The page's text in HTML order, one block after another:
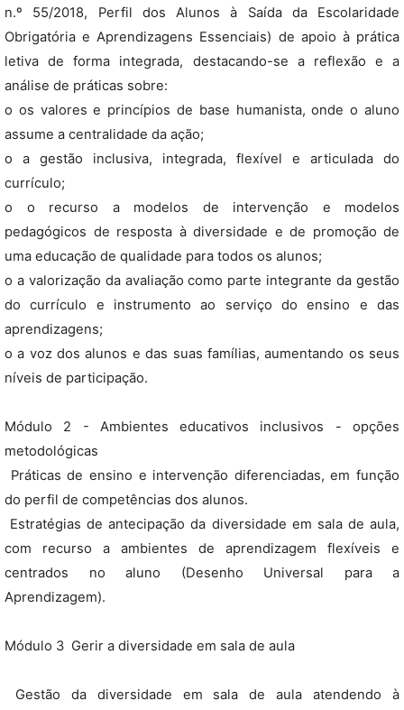
n.º 55/2018, Perfil dos Alunos à Saída da Escolaridade
Obrigatória e Aprendizagens Essenciais) de apoio à prática
letiva de forma integrada, destacando-se a reflexão e a
análise de práticas sobre:
o os valores e princípios de base humanista, onde o aluno
assume a centralidade da ação;
o a gestão inclusiva, integrada, flexível e articulada do
currículo;
o o recurso a modelos de intervenção e modelos
pedagógicos de resposta à diversidade e de promoção de
uma educação de qualidade para todos os alunos;
o a valorização da avaliação como parte integrante da gestão
do currículo e instrumento ao serviço do ensino e das
aprendizagens;
o a voz dos alunos e das suas famílias, aumentando os seus
níveis de participação.
Módulo 2 - Ambientes educativos inclusivos - opções
metodológicas
 Práticas de ensino e intervenção diferenciadas, em função
do perfil de competências dos alunos.
 Estratégias de antecipação da diversidade em sala de aula,
com recurso a ambientes de aprendizagem flexíveis e
centrados no aluno (Desenho Universal para a
Aprendizagem).
Módulo 3  Gerir a diversidade em sala de aula
 Gestão da diversidade em sala de aula atendendo à